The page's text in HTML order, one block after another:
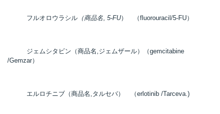
フルオロウラシル （商品名, 5-FU） （fluorouracil/5-FU）
ジェムシタビン（商品名,ジェムザール）（gemcitabine
/Gemzar）
エルロチニブ（商品名,タルセバ） （erlotinib /Tarceva.)